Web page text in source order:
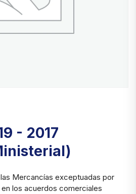
- 2017
Mercancías exceptuadas por
los acuerdos comerciales